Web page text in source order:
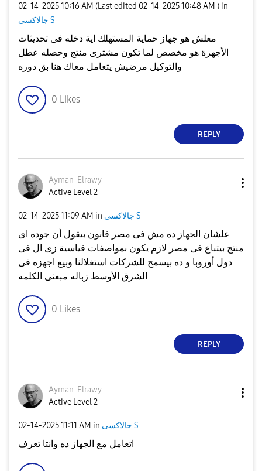
‎02-14-202510:16 AM (Last edited ‎02-14-202510:48 AM ) in
جالاكسى S
معلش هو جهاز حماية المستهلك اية دخله فى تحديثات
الأجهزة هو مخصص لما تكون مشترى منتج وحصله عطل
والتوكيل مرضيش يتعامل معاك هنا بق دوره
0 Likes
REPLY
Ayman-Elrawy
Active Level 2
‎02-14-202511:09 AM in جالاكسى S
علشان الجهاز ده مش فى مصر قانون بيقول أن جوده اى
منتج بيتباع فى مصر لازم يكون بمواصفات قياسية زى ال فى
دول أوروبا و ده بيسمح للشركات استغلالنا وبيع اجهزه فى
الشرق الأوسط زباله مبعنى الكلمه
0 Likes
REPLY
Ayman-Elrawy
Active Level 2
‎02-14-202511:11 AM in جالاكسى S
اتعامل مع الجهاز ده وانتا تعرف